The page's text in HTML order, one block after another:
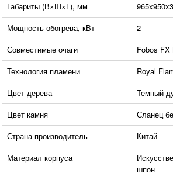
Габариты (В×Ш×Г), мм
Мощность обогрева, кВт
2
Совместимые очаги
Fobos
Технология пламени
Royal
Цвет дерева
Темный
Цвет камня
Сланец
Страна производитель
Китай
Материал корпуса
шпон